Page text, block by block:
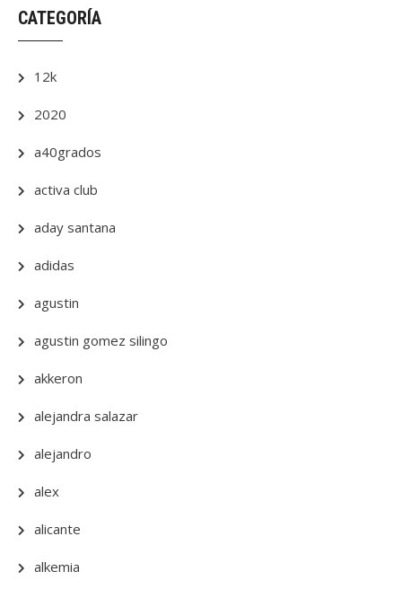
CATEGORÍA
12k
2020
a40grados
activa club
aday santana
adidas
agustin
agustin gomez silingo
akkeron
alejandra salazar
alejandro
alex
alicante
alkemia